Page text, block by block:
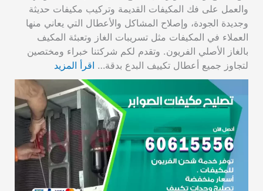
والعمل على فك المكيفات القديمة وتركيب مكيفات حديثة
وجديدة الجودة، وإصلاح المشاكل والأعطال التي يعاني منها
العملاء في المكيفات مثل تسريبات الغاز وتعبئة المكيف
بالغاز الأصلي الفريون. وتقدم لكم شركتنا خبراء ومختصين
لتجاوز جميع أعطال تكييف البدع بدقة… اقرأ المزيد